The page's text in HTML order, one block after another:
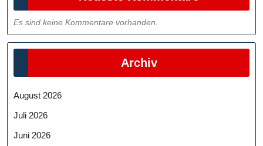
Es sind keine Kommentare vorhanden.
Archiv
August 2026
Juli 2026
Juni 2026